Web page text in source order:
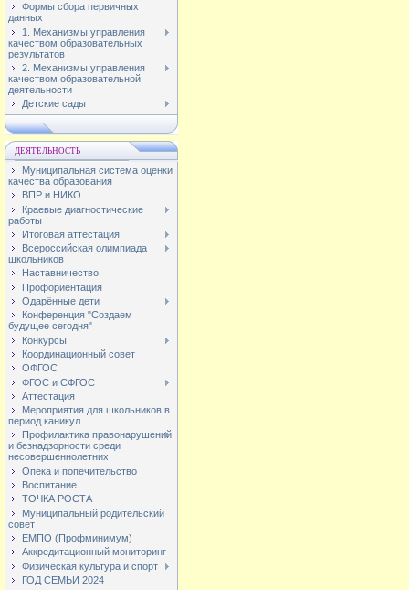
Формы сбора первичных
данных
1. Механизмы управления
качеством образовательных
результатов
2. Механизмы управления
качеством образовательной
деятельности
Детские сады
ДЕЯТЕЛЬНОСТЬ
Муниципальная система оценки
качества образования
ВПР и НИКО
Краевые диагностические
работы
Итоговая аттестация
Всероссийская олимпиада
школьников
Наставничество
Профориентация
Одарённые дети
Конференция "Создаем
будущее сегодня"
Конкурсы
Координационный совет
ОФГОС
ФГОС и СФГОС
Аттестация
Мероприятия для школьников в
период каникул
Профилактика правонарушений
и безнадзорности среди
несовершеннолетних
Опека и попечительство
Воспитание
ТОЧКА РОСТА
Муниципальный родительский
совет
ЕМПО (Профминимум)
Аккредитационный мониторинг
Физическая культура и спорт
ГОД СЕМЬИ 2024